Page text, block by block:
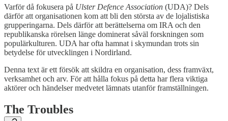
Varför då fokusera på Ulster Defence Association (UDA)? Dels
därför att organisationen kom att bli den största av de lojalistiska
grupperingarna. Dels därför att berättelserna om IRA och den
republikanska rörelsen länge dominerat såväl forskningen som
populärkulturen. UDA har ofta hamnat i skymundan trots sin
betydelse för utvecklingen i Nordirland.
Denna text är ett försök att skildra en organisation, dess framväxt,
verksamhet och arv. För att hålla fokus på detta har flera viktiga
aktörer och händelser medvetet lämnats utanför framställningen.
The Troubles